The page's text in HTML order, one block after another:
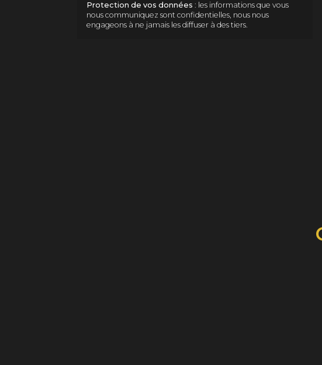
Protection de vos données : les informations que vous
nous communiquez sont confidentielles, nous nous
engageons à ne jamais les diffuser à des tiers.